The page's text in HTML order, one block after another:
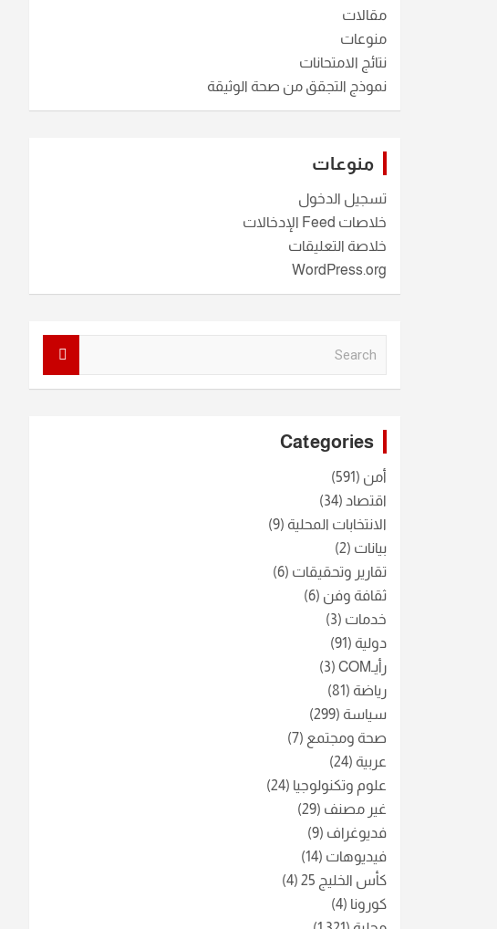
مقالات
منوعات
نتائج الامتحانات
نموذج التجقق من صحة الوثيقة
منوعات
تسجيل الدخول
خلاصات Feed الإدخالات
خلاصة التعليقات
WordPress.org
Categories
أمن (591)
اقتصاد (34)
الانتخابات المحلية (9)
بيانات (2)
تقارير وتحقيقات (6)
ثقافة وفن (6)
خدمات (3)
دولية (91)
رأيـCOM
(3)
رياضة (81)
سياسة (299)
صحة ومجتمع (7)
عربية (24)
علوم وتكنولوجيا (24)
غير مصنف (29)
فديوغراف (9)
فيديوهات (14)
كأس الخليج 25
(4)
كورونا (4)